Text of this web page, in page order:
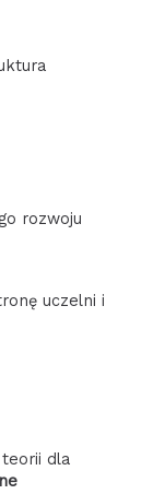
rozwoju
uczelni i
dla